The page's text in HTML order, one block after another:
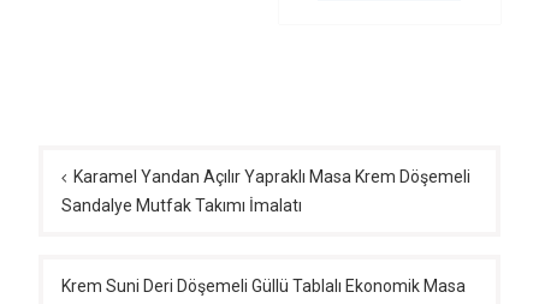
gezinmesi
Karamel Yandan Açılır Yapraklı Masa Krem Döşemeli
Sandalye Mutfak Takımı İmalatı
Krem Suni Deri Döşemeli Güllü Tablalı Ekonomik Masa